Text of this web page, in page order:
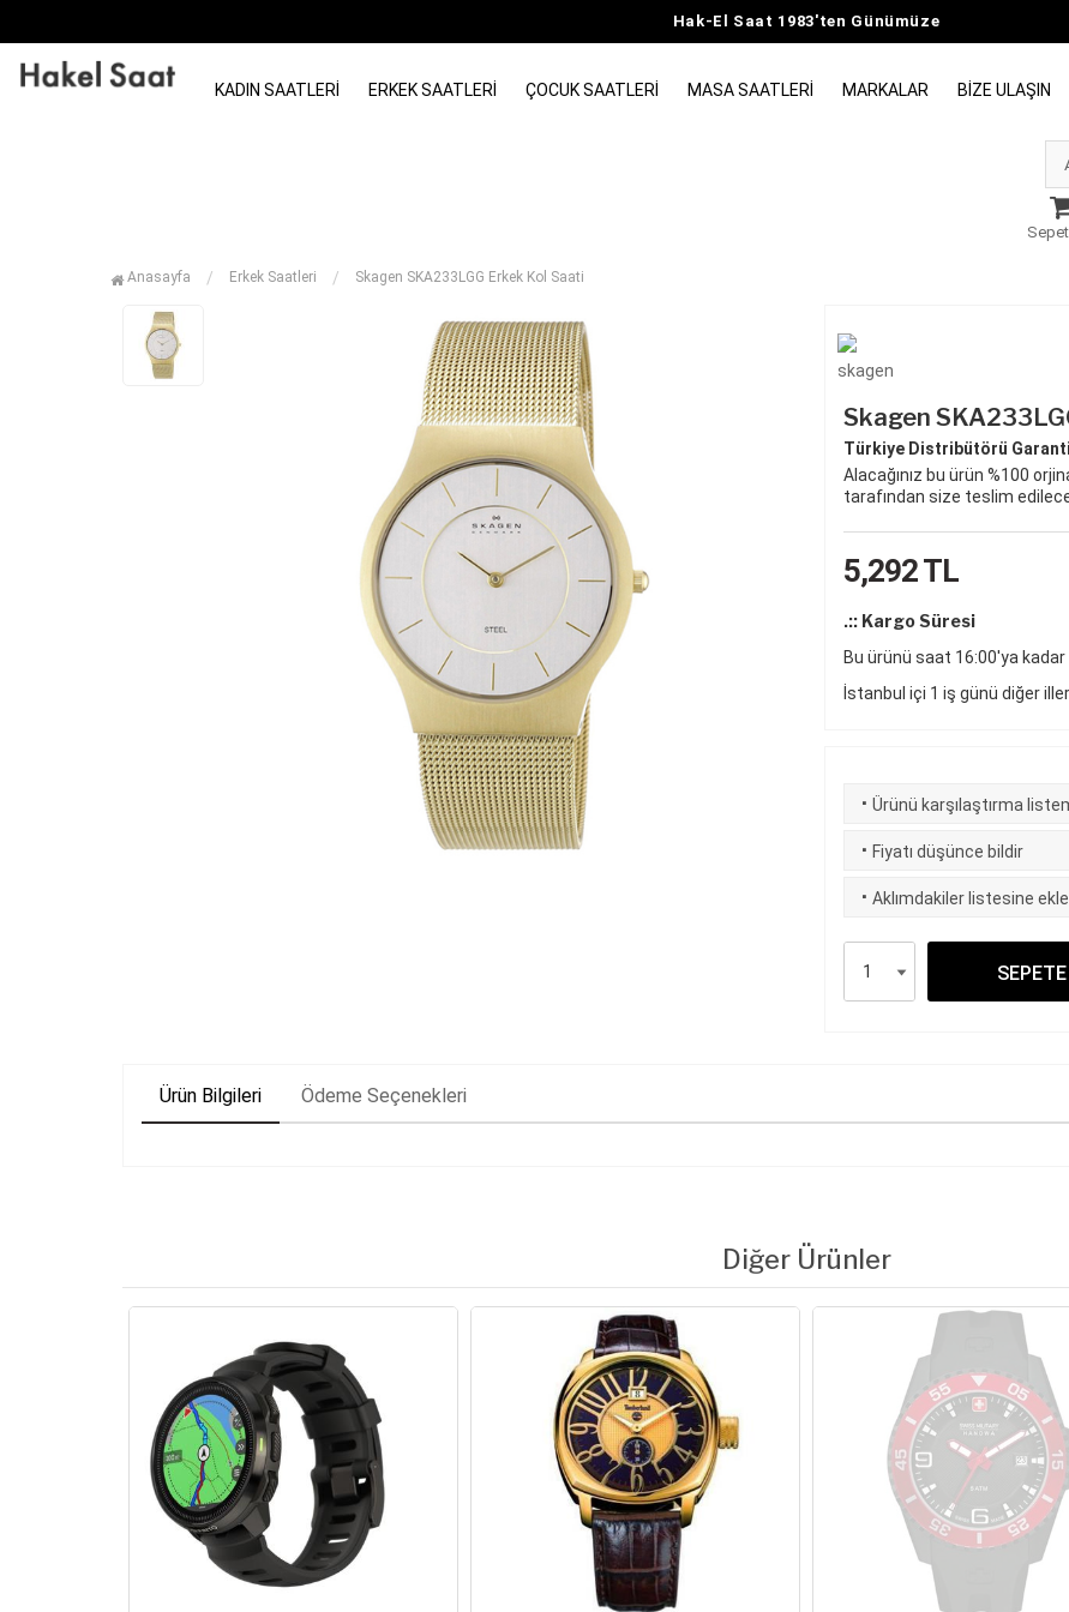
Hak-El Saat 1983'ten Günümüze
KADIN SAATLERI ERKEK SAATLERI ÇOCUK SAATLERI MASA SAATLERI MARKALAR BIZE ULAŞIN
Anasayfa Erkek Saatleri Skagen SKA233LGG Erkek Kol Saati
Skagen
Türkiye Distribütörü
Alacağınız bu ürün %100
tarafından size teslim
5,292TL
.:: Kargo Süresi
Bu ürünü saat 16:00'ya kadar
İstanbul içi 1 iş günü diğer
· Ürünü karşılaştırma
· Fiyatı düşünce bildir
· Aklımdakiler listesine ekle
Ürün Bilgileri Ödeme Seçenekleri
Diğer Ürünler